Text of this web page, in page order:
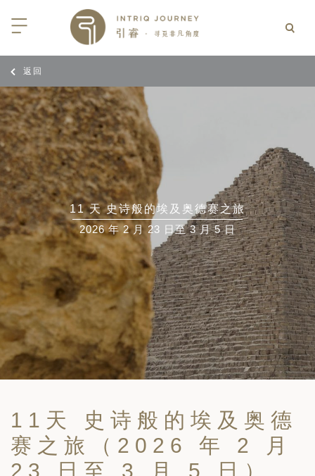
陆
非
加索
中美洲
北极
蒙
亚
亚
伯
合酋长国
坦
斯坦
斯坦
亚
加
亚
和黑塞哥维那
同行
三重奏: 野性、山海与醇香（2026
日-9月25日）
大丘吉尔北极熊、白鲸与飞鸟
7月14日 – 7月21日）
其东部之旅：穿越古老的景观
5月5日 – 15日）
索拼图: 阿塞拜疆, 格鲁吉亚 & 亚
2026年5月15日-27日）
加斯加空中游猎 （2026年6月1
）
干地区的希腊与罗马遗产 – 奥尔
行（2026年6月1日 – 13日）
牙比利牛斯山道与巴斯克雅致旅程
亚大迁徙与黑猩猩 游猎之旅
年 7 月 18 日 – 26 日 ）
斯远东 ：原始荒野与被遗忘的历
｜大溪地白兰度度假村尽享极致体
| AMANWELLA印度洋锡兰时光
｜文华东方迪沙鲁海岸THE
店
｜阿玛哈豪华精选沙漠度假村及水
｜ 不丹COMO UMA 喜马拉雅深处
｜卓美亚阿拉伯港酒店
队
伙伴
返回
11 天 史诗般的埃及奥德赛之旅
2026 年 2 月 23 日至 3 月 5 日
11天 史诗般的埃及奥德
赛之旅（2026 年 2 月
23 日至 3 月 5 日）